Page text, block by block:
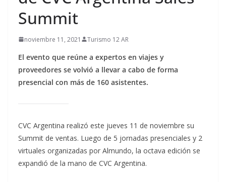
Summit
noviembre 11, 2021 Turismo 12 AR
El evento que reúne a expertos en viajes y
proveedores se volvió a llevar a cabo de forma
presencial con más de 160 asistentes.
CVC Argentina realizó este jueves 11 de noviembre su
Summit de ventas. Luego de 5 jornadas presenciales y 2
virtuales organizadas por Almundo, la octava edición se
expandió de la mano de CVC Argentina.